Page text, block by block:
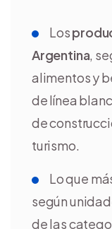
Los
Argentina ,
alimentos y
de línea
de
turismo.
Lo que
según
de las